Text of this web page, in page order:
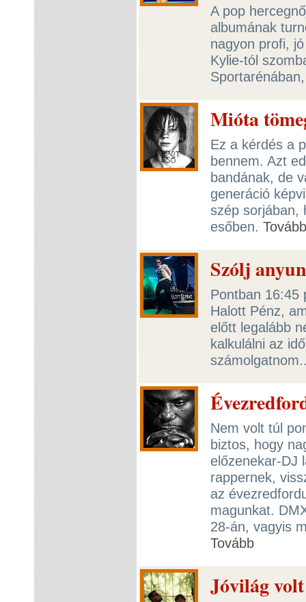
A pop
albumának
nagyon profi,
Kylie-tól
Mióta
Ez a kérdés a
bennem. Azt
bandának, de
generáció
szép sorjában,
esőben. Tovább
Szólj
Pontban 16:45
Halott Pénz,
előtt legalább
kalkulálni az
Nem volt túl
biztos, hogy
előzenekar-DJ
rappernek,
az
magunkat.
28-án, vagyis
Tovább
Jóvilág